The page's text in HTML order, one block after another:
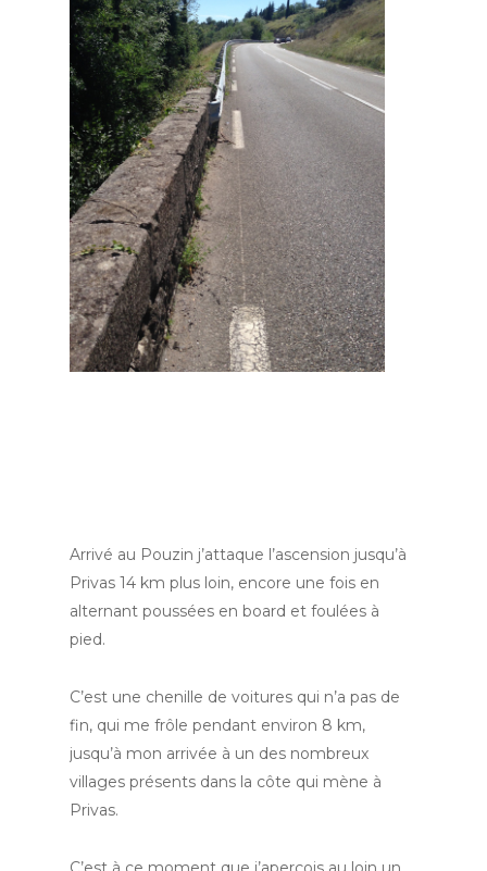
Arrivé au Pouzin j’attaque l’ascension jusqu’à
Privas 14 km plus loin, encore une fois en
alternant poussées en board et foulées à
pied.
C’est une chenille de voitures qui n’a pas de
fin, qui me frôle pendant environ 8 km,
jusqu’à mon arrivée à un des nombreux
villages présents dans la côte qui mène à
Privas.